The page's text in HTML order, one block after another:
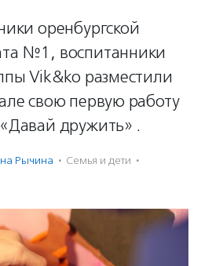
оренбургской
№1, воспитанники
Vik&ko разместили
свою первую работу
дружить» .
Рычина · Семья и дети ·